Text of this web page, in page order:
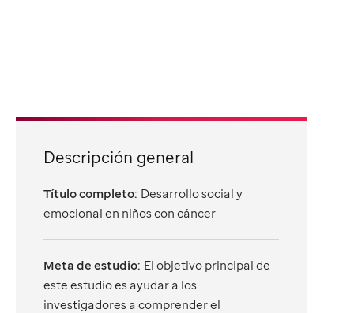
Descripción general
Título completo: Desarrollo social y
emocional en niños con cáncer
Meta de estudio: El objetivo principal de
este estudio es ayudar a los
investigadores a comprender el